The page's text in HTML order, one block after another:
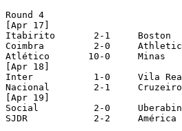
Round 4
[Apr 17]
Itabirito	2-1	Boston
Coimbra		2-0	Athletic
Atlético       10-0	Minas
[Apr 18]
Inter		1-0	Vila Real
Nacional	2-1	Cruzeiro
[Apr 19]
Social		2-0	Uberabinha
SJDR		2-2	América